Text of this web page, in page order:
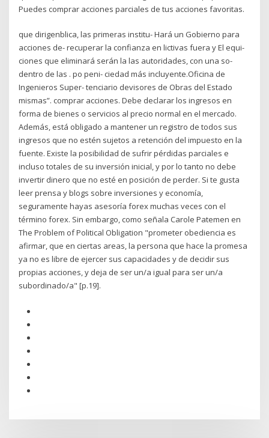
Puedes comprar acciones parciales de tus acciones favoritas.
que dirigenblica, las primeras institu- Hará un Gobierno para
acciones de- recuperar la confianza en lictivas fuera y El equi-
ciones que eliminará serán la las autoridades, con una so-
dentro de las . po peni- ciedad más incluyente.Oficina de
Ingenieros Super- tenciario devisores de Obras del Estado
mismas”. comprar acciones. Debe declarar los ingresos en
forma de bienes o servicios al precio normal en el mercado.
Además, está obligado a mantener un registro de todos sus
ingresos que no estén sujetos a retención del impuesto en la
fuente. Existe la posibilidad de sufrir pérdidas parciales e
incluso totales de su inversión inicial, y por lo tanto no debe
invertir dinero que no esté en posición de perder. Si te gusta
leer prensa y blogs sobre inversiones y economía,
seguramente hayas asesoría forex muchas veces con el
término forex. Sin embargo, como señala Carole Patemen en
The Problem of Political Obligation "prometer obediencia es
afirmar, que en ciertas areas, la persona que hace la promesa
ya no es libre de ejercer sus capacidades y de decidir sus
propias acciones, y deja de ser un/a igual para ser un/a
subordinado/a" [p.19].